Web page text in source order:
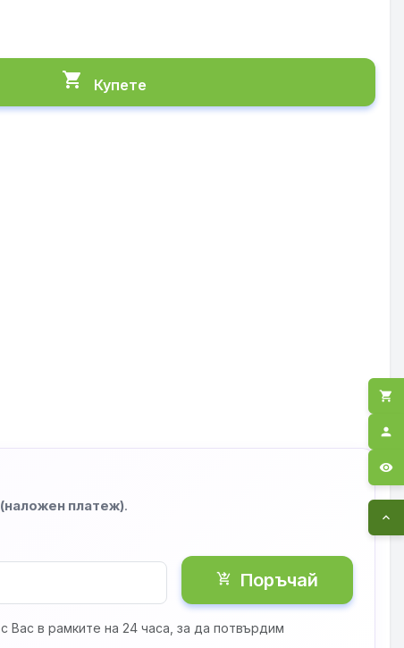
shopping_cart Купете
платеж).
shopping_cart_checkout Поръчай
в рамките на 24 часа, за да потвърдим
shopping_cart
person
visibility
expand_less